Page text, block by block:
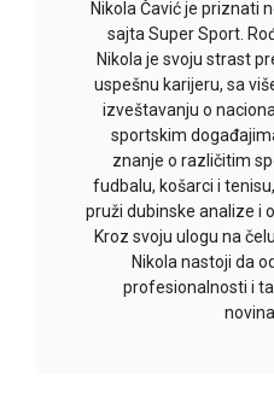
Nikola Čavić je priznati
sajta Super Sport.
Nikola je svoju strast
uspešnu karijeru, sa
izveštavanju o
sportskim
znanje o različitim
fudbalu, košarci i
pruži dubinske analize i
Kroz svoju ulogu na
Nikola nastoji da
profesionalnosti i